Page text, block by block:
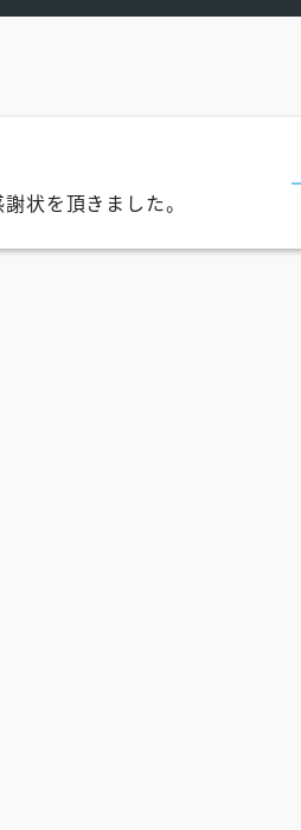
状を頂きました。